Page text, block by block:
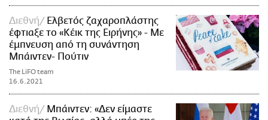
Διεθνή
Ελβετός ζαχαροπλάστης
έφτιαξε το «Κέικ της Ειρήνης» - Με
έμπνευση από τη συνάντηση
Μπάιντεν- Πούτιν
The LiFO team
16.6.2021
Διεθνή
Μπάιντεν: «Δεν είμαστε